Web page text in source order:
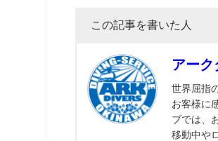
この記事を書いた人
アーク
世界屈指
お客様に
ブでは、
移動中や